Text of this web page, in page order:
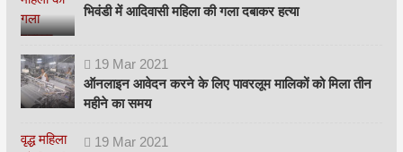
भिवंडी में आदिवासी महिला की गला दबाकर हत्या
19 Mar 2021
ऑनलाइन आवेदन करने के लिए पावरलूम मालिकों को मिला तीन
महीने का समय
19 Mar 2021